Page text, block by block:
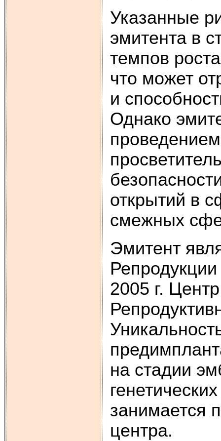
Указанные
эмитента в
темпов
что может
и
Однако
открытий в
смежных
Эмитент
2005 г.
на стадии
занимается
центра.